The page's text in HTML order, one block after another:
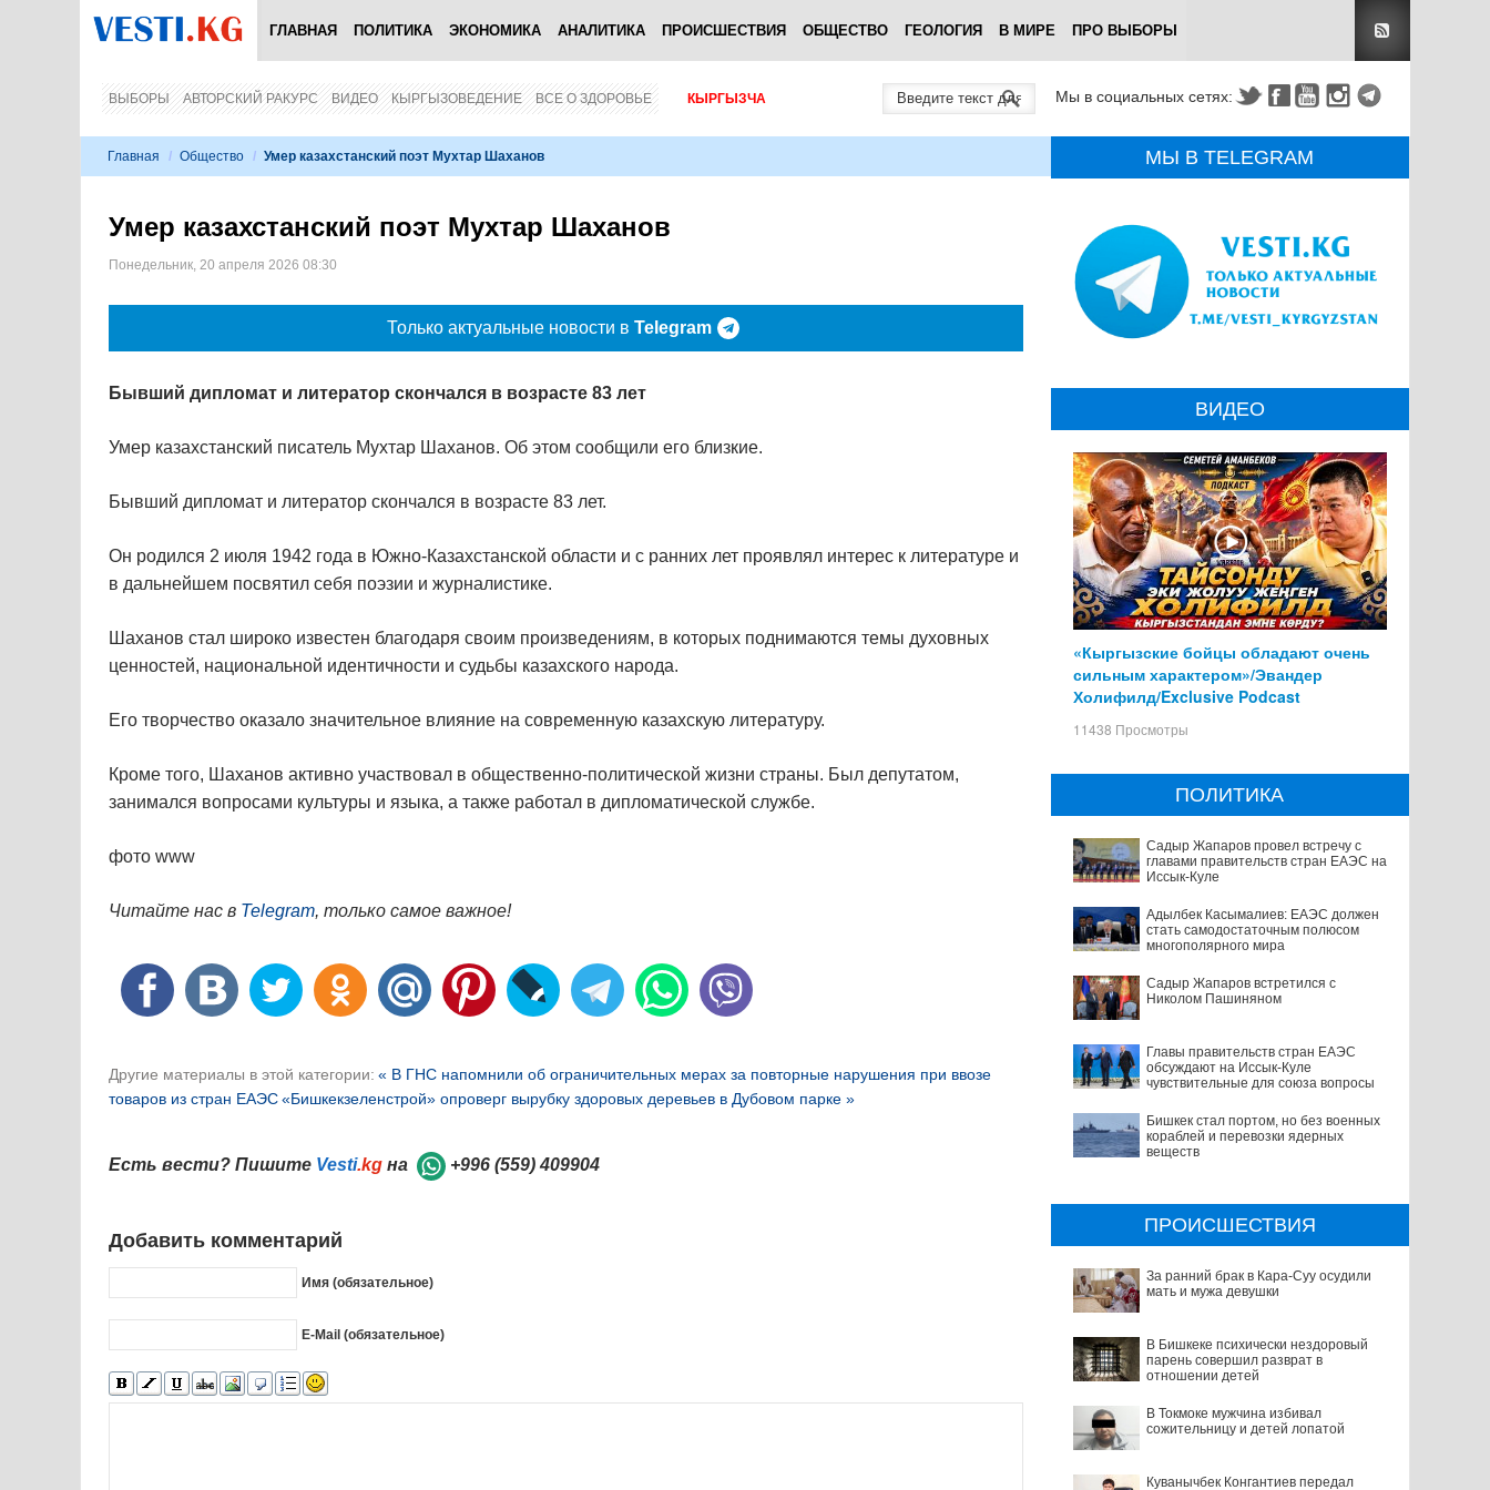
ГЛАВНАЯ ПОЛИТИКА ЭКОНОМИКА АНАЛИТИКА ПРОИСШЕСТВИЯ ОБЩЕСТВО ГЕОЛОГИЯ В МИРЕ ПРО ВЫБОРЫ
ВЫБОРЫ АВТОРСКИЙ РАКУРС ВИДЕО КЫРГЫЗОВЕДЕНИЕ ВСЕ О ЗДОРОВЬЕ КЫРГЫЗЧА Мы в социальных сетях:
Главная / Общество / Умер казахстанский поэт Мухтар Шаханов
Умер казахстанский поэт Мухтар Шаханов
Понедельник, 20 апреля 2026 08:30
Только актуальные новости в Telegram
Бывший дипломат и литератор скончался в возрасте 83 лет
Умер казахстанский писатель Мухтар Шаханов. Об этом сообщили его близкие.
Бывший дипломат и литератор скончался в возрасте 83 лет.
Он родился 2 июля 1942 года в Южно-Казахстанской области и с ранних лет проявлял интерес к литературе и
в дальнейшем посвятил себя поэзии и журналистике.
Шаханов стал широко известен благодаря своим произведениям, в которых поднимаются темы духовных
ценностей, национальной идентичности и судьбы казахского народа.
Его творчество оказало значительное влияние на современную казахскую литературу.
Кроме того, Шаханов активно участвовал в общественно-политической жизни страны. Был депутатом,
занимался вопросами культуры и языка, а также работал в дипломатической службе.
фото www
Читайте нас в Telegram, только самое важное!
Другие материалы в этой категории: « В ГНС напомнили об ограничительных мерах за повторные нарушения при ввозе
товаров из стран ЕАЭС«Бишкекзеленстрой» опроверг вырубку здоровых деревьев в Дубовом парке »
Есть вести? Пишите Vesti.kg на +996 (559) 409904
Добавить комментарий
Имя (обязательное)
E-Mail (обязательное)
МЫ В TELEGRAM
ВИДЕО
«Кыргызские бойцы обладают очень
сильным характером»/Эвандер
Холифилд/Exclusive Podcast
11438 Просмотры
ПОЛИТИКА
Садыр Жапаров провел встречу с
главами правительств стран ЕАЭС на
Иссык-Куле
Адылбек Касымалиев: ЕАЭС должен
стать самодостаточным полюсом
многополярного мира
Садыр Жапаров встретился с
Николом Пашиняном
Главы правительств стран ЕАЭС
обсуждают на Иссык-Куле
чувствительные для союза вопросы
Бишкек стал портом, но без военных
кораблей и перевозки ядерных
веществ
ПРОИСШЕСТВИЯ
За ранний брак в Кара-Суу осудили
мать и мужа девушки
В Бишкеке психически нездоровый
парень совершил разврат в
отношении детей
В Токмоке мужчина избивал
сожительницу и детей лопатой
Куванычбек Конгантиев передал